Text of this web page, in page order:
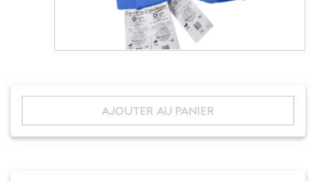
AJOUTER AU PANIER